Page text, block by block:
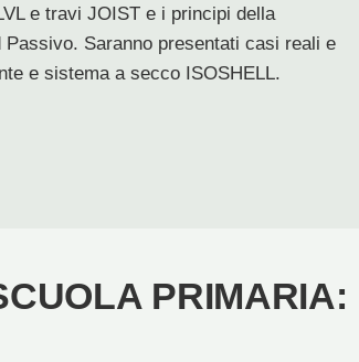
e travi JOIST e i principi della
Saranno presentati casi reali e
e sistema a secco ISOSHELL.
PRIMARIA: